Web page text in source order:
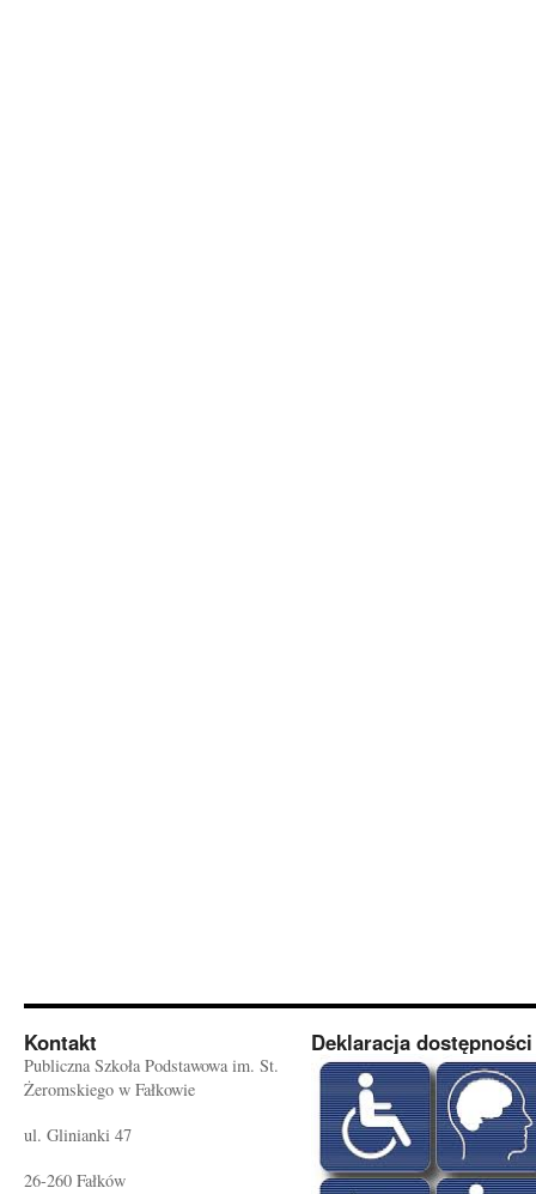
Kontakt
Publiczna Szkoła Podstawowa im. St.
Żeromskiego w Fałkowie
ul. Glinianki 47
26-260 Fałków
Deklaracja dostępności